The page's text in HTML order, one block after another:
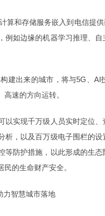
算和存储服务嵌入到电信提
例如边缘的机器学习推理、
建出来的城市，将与5G、
速的方向运转。
以实现千万级人员实时定位
析，以及百万级电子围栏的
等防护措施，以此形成的生
的生命财产安全。
力智慧城市落地